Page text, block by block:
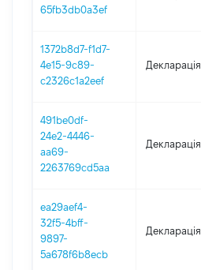
65fb3db0a3ef
1372b8d7-f1d7-
4e15-9c89-
c2326c1a2eef
Декларація
491be0df-
24e2-4446-
aa69-
2263769cd5aa
Декларація
ea29aef4-
32f5-4bff-
9897-
5a678f6b8ecb
Декларація